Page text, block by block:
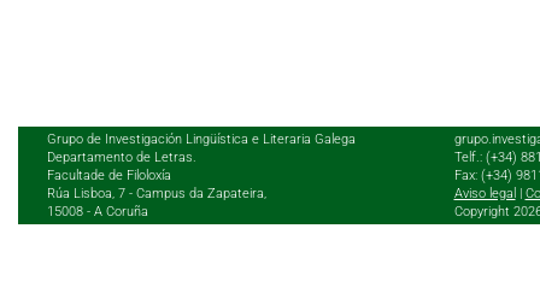
Grupo de Investigación Lingüística e Literaria Galega
Departamento de Letras.
Facultade de Filoloxía
Rúa Lisboa, 7 - Campus da Zapateira,
15008 - A Coruña
Telf.: (+34)
Fax: (+34)
Aviso legal
Copyright